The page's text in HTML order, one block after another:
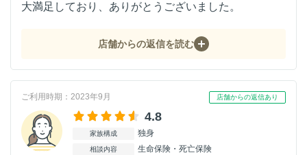
大満足しており、ありがとうございました。
店舗からの返信を読む
ご利用時期：2023年9月 店舗からの返信あり
4.8
家族構成 独身
相談内容 生命保険・死亡保険